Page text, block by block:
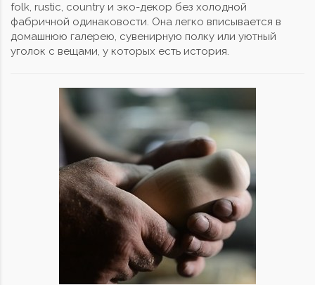
folk, rustic, country и эко-декор без холодной
фабричной одинаковости. Она легко вписывается в
домашнюю галерею, сувенирную полку или уютный
уголок с вещами, у которых есть история.